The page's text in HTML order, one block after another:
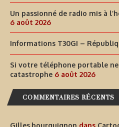
Un passionné de radio mis à
6 août 2026
Informations T30GI –
Si votre téléphone portable
catastrophe 6 août 2026
COMMENTAIRES RÉCENTS